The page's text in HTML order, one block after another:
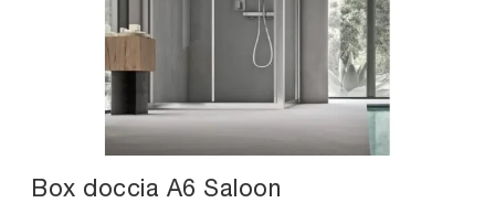
Box doccia A6 Saloon